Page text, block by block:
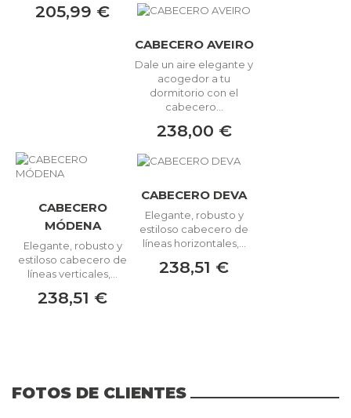
205,99 €
CABECERO AVEIRO
Dale un aire elegante y
acogedor a tu
dormitorio con el
cabecero...
238,00 €
CABECERO
MÓDENA
Elegante, robusto y
estiloso cabecero de
líneas verticales,...
238,51 €
CABECERO DEVA
Elegante, robusto y
estiloso cabecero de
líneas horizontales,...
238,51 €
FOTOS DE CLIENTES